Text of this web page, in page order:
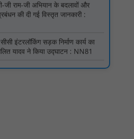
इंटरलॉकिंग सड़क निर्माण कार्य का
यादव ने किया उद्घाटन : NN81
: NN81
: NN81